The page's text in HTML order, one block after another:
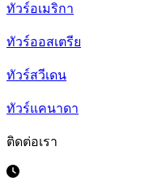
ทัวร์อเมริกา
ทัวร์ออสเตรีย
ทัวร์สวีเดน
ทัวร์แคนาดา
ติดต่อเรา